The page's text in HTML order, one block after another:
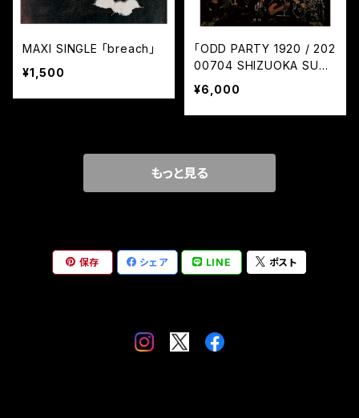
MAXI SINGLE 「breach」
¥1,500
「ODD PARTY 1920 / 202
00704 SHIZUOKA SUNA
SH」(LIVE Blu-ray)
¥6,000
もっと見る
保存 シェア LINE ポスト